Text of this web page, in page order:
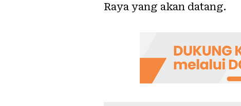
Raya yang akan datang.